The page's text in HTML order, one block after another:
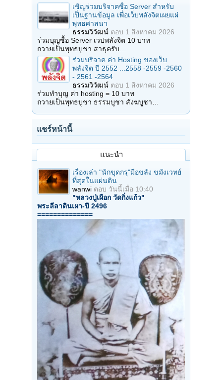
เชิญร่วมบริจาคซื้อ Server สำหรับ
เป็นฐานข้อมูล เพื่อเว็บพลังจิตเผยแผ่
พุทธศาสนา
ธรรมวิวัฒน์ ตอบ 1 สิงหาคม 2026
ร่วมบุญซื้อ Server เวปพลังจิต 10 บาท
ถวายเป็นพุทธบูชา สาธุครับ…
ร่วมบริจาค ค่า Hosting ของเว็บ
พลังจิต ปี 2552 ...2558 -2559 -2560
- 2561 -2564
ธรรมวิวัฒน์ ตอบ 1 สิงหาคม 2026
ร่วมทำบุญ ค่า hosting = 10 บาท
ถวายเป็นพุทธบูชา ธรรมบูชา สังฆบูชา…
แชร์หน้านี้
แนะนำ
เรื่องเล่า "นักขุดกรุ"มือขลัง ขมังเวทย์
ที่สุดในแผ่นดิน
wanwi ตอบ วันนี้เมื่อ 10:40
"หลวงปู่เผือก วัดกิ่งแก้ว"
พระลีลาดินเผา-ปี 2496
==============